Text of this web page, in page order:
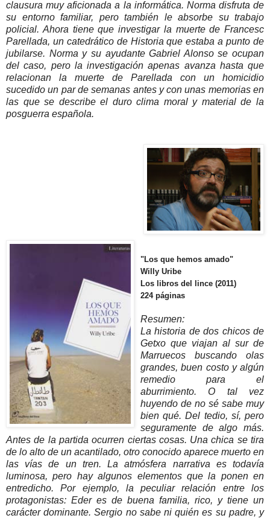
clausura muy aficionada a la informática. Norma disfruta de
su entorno familiar, pero también le absorbe su trabajo
policial. Ahora tiene que investigar la muerte de Francesc
Parellada, un catedrático de Historia que estaba a punto de
jubilarse. Norma y su ayudante Gabriel Alonso se ocupan
del caso, pero la investigación apenas avanza hasta que
relacionan la muerte de Parellada con un homicidio
sucedido un par de semanas antes y con unas memorias en
las que se describe el duro clima moral y material de la
posguerra española.
"Los que hemos amado"
Willy Uribe
Los libros del lince (2011)
224 páginas
Resumen:
La historia de dos chicos de
Getxo que viajan al sur de
Marruecos buscando olas
grandes, buen costo y algún
remedio para el
aburrimiento. O tal vez
huyendo de no sé sabe muy
bien qué. Del tedio, sí, pero
seguramente de algo más.
Antes de la partida ocurren ciertas cosas. Una chica se tira
de lo alto de un acantilado, otro conocido aparece muerto en
las vías de un tren. La atmósfera narrativa es todavía
luminosa, pero hay algunos elementos que la ponen en
entredicho. Por ejemplo, la peculiar relación entre los
protagonistas: Eder es de buena familia, rico, y tiene un
carácter dominante. Sergio no sabe ni quién es su padre, y